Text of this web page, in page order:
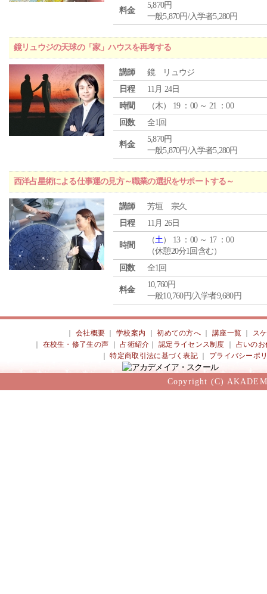
料金
5,870円
一般5,870円/入学者5,280円
鏡リュウジの天球の「家」ハウスを再考する
講師
鏡 リュウジ
日程
11月 24日
時間
（木） 19 ：00 ～ 21 ：00
回数
全1回
料金
5,870円
一般5,870円/入学者5,280円
西洋占星術による仕事運の見方～職業の選択をサポートする～
講師
芳垣 宗久
日程
11月 26日
時間
（土） 13 ：00 ～ 17 ：00
（休憩20分1回含む）
回数
全1回
料金
10,760円
一般10,760円/入学者9,680円
会社概要 ｜学校案内 ｜初めての方へ 講座一覧
ス
在校生・修了生の声 ｜占術紹介 ｜認定ライセンス制度
占いのお
｜特定商取引法に基づく表記 プライバシーポ
Copyright (C)